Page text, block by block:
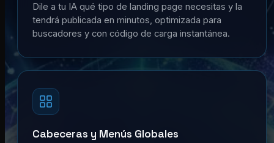
Dile a tu IA qué tipo de landing page necesitas y la
tendrá publicada en minutos, optimizada para
buscadores y con código de carga instantánea.
Cabeceras y Menús Globales